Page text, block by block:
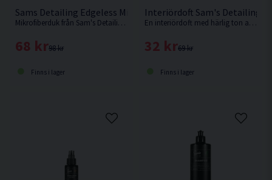
Sams Detailing Edgeless Microfibre Mikrofiberduk Kantlös
Mikrofiberduk från Sam's Detailing som är kantlös för minskad risk för torkrepor.
98 kr
68 kr
Finns i lager
Interiördoft Sam's Detailing
En interiördoft med härlig ton av lavendel.
69 kr
32 kr
Finns i lager